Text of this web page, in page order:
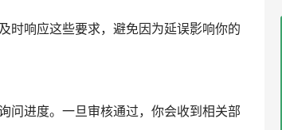
时响应这些要求，避免因为延误影响你的
问进度。一旦审核通过，你会收到相关部